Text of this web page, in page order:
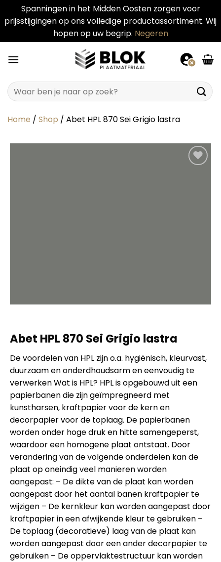
Spanningen in het Midden Oosten zorgen voor
prijsstijgingen op ons volledige productassortiment. Wij
hopen op uw begrip. Negeren
naar
Zoeken
naar:
Home / Shop / Abet HPL 870 Sei Grigio lastra
Abet HPL 870 Sei Grigio lastra
De voordelen van HPL zijn o.a. hygiënisch, kleurvast,
duurzaam en onderdhoudsarm en eenvoudig te
verwerken Wat is HPL? HPL is opgebouwd uit een
papierbanen die zijn geïmpregneerd met
kunstharsen, kraftpapier voor de kern en
decorpapier voor de toplaag. De papierbanen
worden onder hoge druk en hitte samengeperst,
waardoor een homogene plaat ontstaat. Door
verandering van de volgende onderdelen kan de
plaat op oneindig veel manieren worden
aangepast: – De dikte van de plaat kan worden
aangepast door het aantal banen kraftpapier te
wijzigen – De kernkleur kan worden aangepast door
kraftpapier in een afwijkende kleur te gebruiken –
De toplaag (decoratieve) laag van de plaat kan
worden aangepast door een ander decorpapier te
gebruiken – De oppervlaktestructuur kan worden